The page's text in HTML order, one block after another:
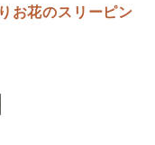
お花のスリーピン